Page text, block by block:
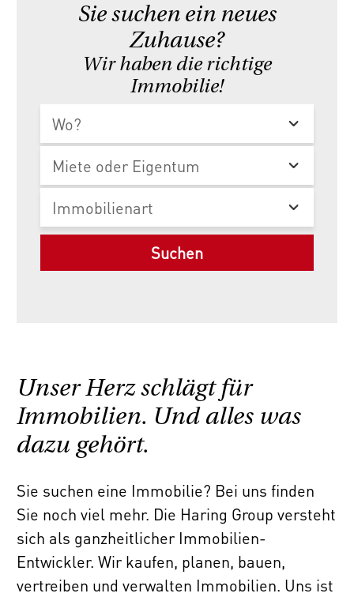
Sie suchen ein neues
Zuhause?
Wir haben die richtige
Immobilie!
Unser Herz schlägt für
Immobilien. Und alles was
dazu gehört.
Sie suchen eine Immobilie? Bei uns finden
Sie noch viel mehr. Die Haring Group versteht
sich als ganzheitlicher Immobilien-
Entwickler. Wir kaufen, planen, bauen,
vertreiben und verwalten Immobilien. Uns ist